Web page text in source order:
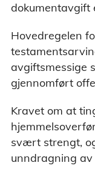
dokumentavgift
Hovedregelen
avgiftsmessige
gjennomført
Kravet om at
svært strengt,
unndragning